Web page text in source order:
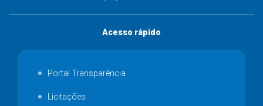
Acesso rápido
Portal Transparência
Licitações